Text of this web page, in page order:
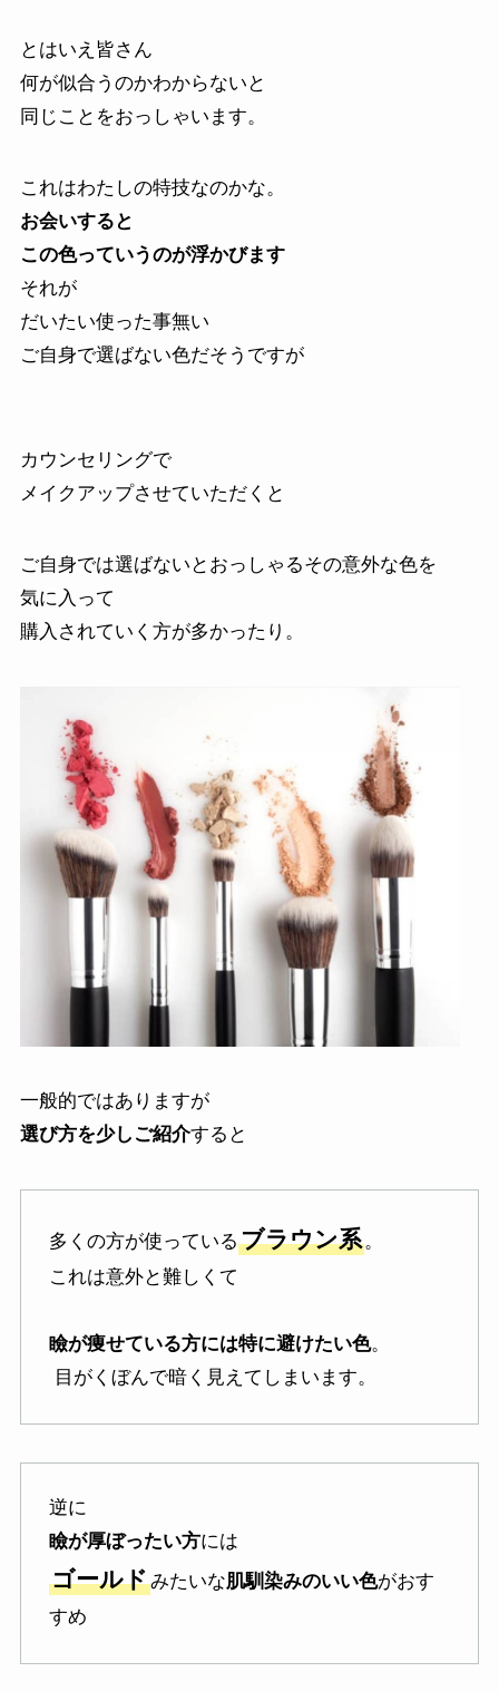
とはいえ皆さん
何が似合うのかわからないと
同じことをおっしゃいます。
これはわたしの特技なのかな。
お会いすると
この色っていうのが浮かびます
それが
だいたい使った事無い
ご自身で選ばない色だそうですが
カウンセリングで
メイクアップさせていただくと
ご自身では選ばないとおっしゃるその意外な色を
気に入って
購入されていく方が多かったり。
一般的ではありますが
選び方を少しご紹介すると
多くの方が使っているブラウン系。
これは意外と難しくて
瞼が痩せている方には特に避けたい色。
目がくぼんで暗く見えてしまいます。
逆に
瞼が厚ぼったい方には
ゴールドみたいな肌馴染みのいい色がおす
すめ